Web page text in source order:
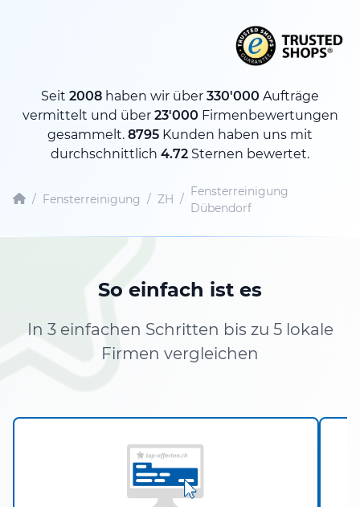
Seit 2008 haben wir über 330'000 Aufträge
vermittelt und über 23'000 Firmenbewertungen
gesammelt. 8795 Kunden haben uns mit
durchschnittlich 4.72 Sternen bewertet.
/ Fensterreinigung / ZH /
Fensterreinigung
Dübendorf
So einfach ist es
In 3 einfachen Schritten bis zu 5 lokale
Firmen vergleichen